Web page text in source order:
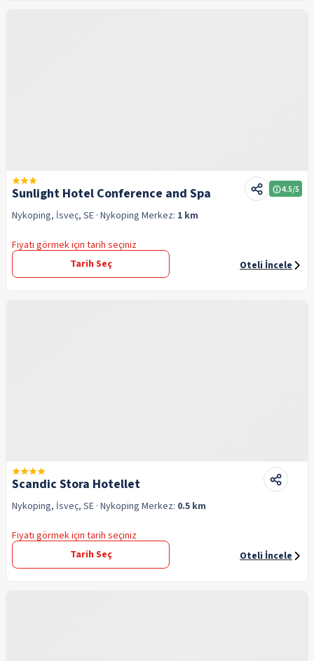
Sunlight Hotel Conference and Spa 4.5/5
Nykoping, İsveç, SE · Nykoping Merkez: 1 km
Fiyatı görmek için tarih seçiniz
Tarih Seç
Oteli İncele
Scandic Stora Hotellet
Nykoping, İsveç, SE · Nykoping Merkez: 0.5 km
Fiyatı görmek için tarih seçiniz
Tarih Seç
Oteli İncele